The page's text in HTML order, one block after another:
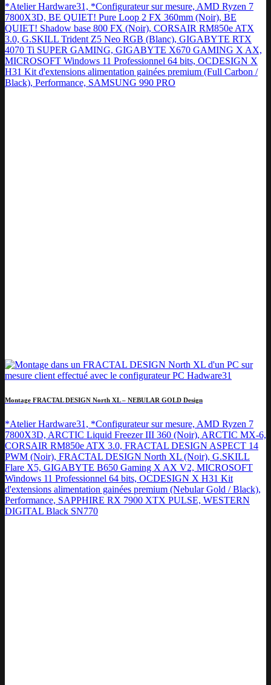
*Atelier Hardware31, *Configurateur sur mesure, AMD Ryzen 7
7800X3D, BE QUIET! Pure Loop 2 FX 360mm (Noir), BE
QUIET! Shadow base 800 FX (Noir), CORSAIR RM850e ATX
3.0, G.SKILL Trident Z5 Neo RGB (Blanc), GIGABYTE RTX
4070 Ti SUPER GAMING, GIGABYTE X670 GAMING X AX,
MICROSOFT Windows 11 Professionnel 64 bits, OCDESIGN X
H31 Kit d'extensions alimentation gainées premium (Full Carbon /
Black), Performance, SAMSUNG 990 PRO
Montage FRACTAL DESIGN North XL – NEBULAR GOLD Design
*Atelier Hardware31, *Configurateur sur mesure, AMD Ryzen 7
7800X3D, ARCTIC Liquid Freezer III 360 (Noir), ARCTIC MX-6,
CORSAIR RM850e ATX 3.0, FRACTAL DESIGN ASPECT 14
PWM (Noir), FRACTAL DESIGN North XL (Noir), G.SKILL
Flare X5, GIGABYTE B650 Gaming X AX V2, MICROSOFT
Windows 11 Professionnel 64 bits, OCDESIGN X H31 Kit
d'extensions alimentation gainées premium (Nebular Gold / Black),
Performance, SAPPHIRE RX 7900 XTX PULSE, WESTERN
DIGITAL Black SN770